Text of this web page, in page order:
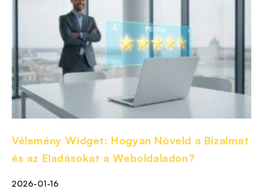
Vélemény Widget: Hogyan Növeld a Bizalmat
és az Eladásokat a Weboldaladon?
2026-01-16